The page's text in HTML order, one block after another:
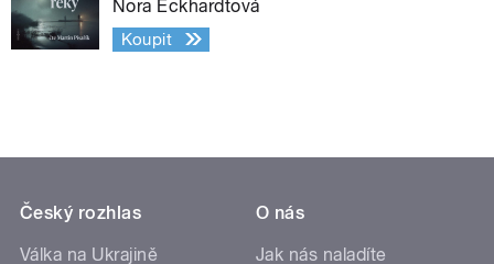
Nora Eckhardtová
Koupit
Český rozhlas
Válka na Ukrajině
O nás
Jak nás naladíte